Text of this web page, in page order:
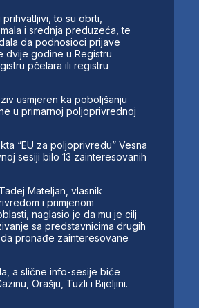
to su obrti,
i srednja preduzeća, te
da podnosioci prijave
dvije godine u Registru
pčelara ili registru
usmjeren ka poboljšanju
u primarnoj poljoprivrednoj
“EU za poljoprivredu” Vesna
sesiji bilo 13 zainteresovanih
Mateljan, vlasnik
i primjenom
naglasio je da mu je cilj
sa predstavnicima drugih
pronađe zainteresovane
a slične info-sesije biće
Orašju, Tuzli i Bijeljini.